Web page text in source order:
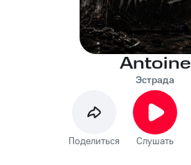
Antoine
Эстрада
Поделиться Слушать